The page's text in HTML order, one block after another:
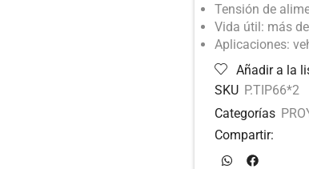
Tensión de
Vida útil: más
Aplicaciones:
Añadir a la
SKU P.TIP66*2
Categorías
Compartir: